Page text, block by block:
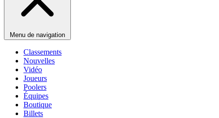
Menu de navigation
Classements
Nouvelles
Vidéo
Joueurs
Poolers
Équipes
Boutique
Billets